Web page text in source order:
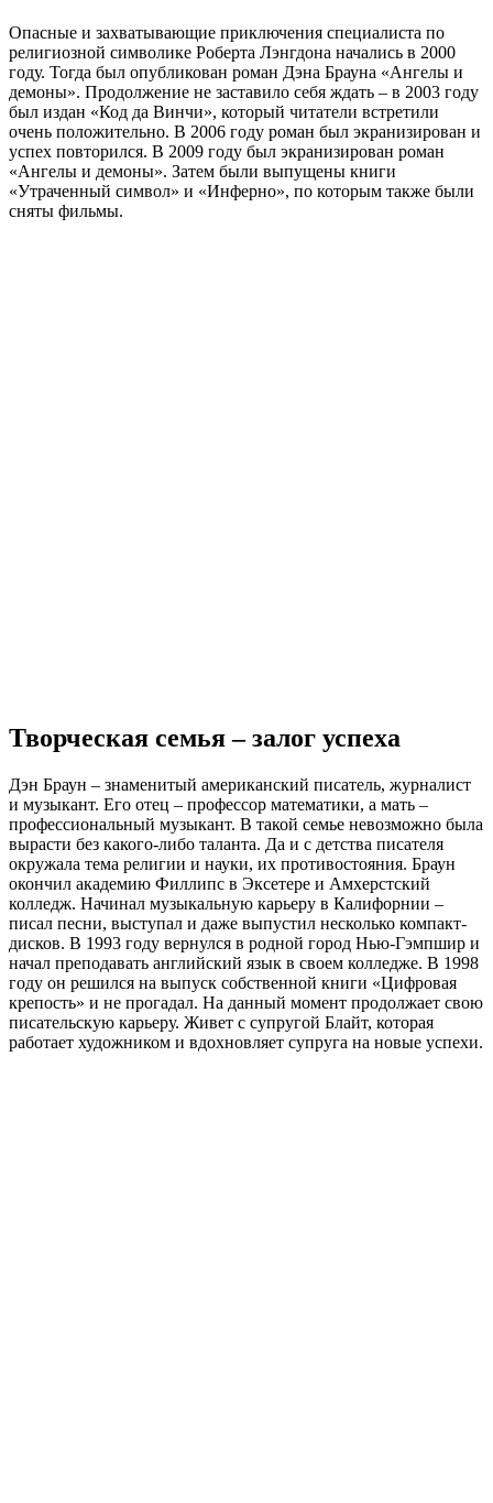
Опасные и захватывающие приключения специалиста по
религиозной символике Роберта Лэнгдона начались в 2000
году. Тогда был опубликован роман Дэна Брауна «Ангелы и
демоны». Продолжение не заставило себя ждать – в 2003 году
был издан «Код да Винчи», который читатели встретили
очень положительно. В 2006 году роман был экранизирован и
успех повторился. В 2009 году был экранизирован роман
«Ангелы и демоны». Затем были выпущены книги
«Утраченный символ» и «Инферно», по которым также были
сняты фильмы.
Творческая семья – залог успеха
Дэн Браун – знаменитый американский писатель, журналист
и музыкант. Его отец – профессор математики, а мать –
профессиональный музыкант. В такой семье невозможно была
вырасти без какого-либо таланта. Да и с детства писателя
окружала тема религии и науки, их противостояния. Браун
окончил академию Филлипс в Эксетере и Амхерстский
колледж. Начинал музыкальную карьеру в Калифорнии –
писал песни, выступал и даже выпустил несколько компакт-
дисков. В 1993 году вернулся в родной город Нью-Гэмпшир и
начал преподавать английский язык в своем колледже. В 1998
году он решился на выпуск собственной книги «Цифровая
крепость» и не прогадал. На данный момент продолжает свою
писательскую карьеру. Живет с супругой Блайт, которая
работает художником и вдохновляет супруга на новые успехи.